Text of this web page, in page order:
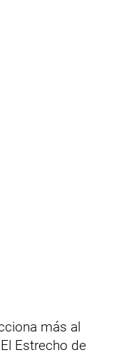
más al
Estrecho de